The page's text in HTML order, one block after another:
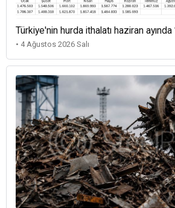
Türkiye'nin hurda ithalatı haziran ayında
• 4 Ağustos 2026 Salı